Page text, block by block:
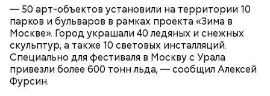
— 50 арт-объектов установили на территории 10
парков и бульваров в рамках проекта «Зима в
Москве». Город украшали 40 ледяных и снежных
скульптур, а также 10 световых инсталляций.
Специально для фестиваля в Москву с Урала
привезли более 600 тонн льда, — сообщил Алексей
Фурсин.
экранизации «Мастера и
Маргариты»
«Мастера и Маргариты»